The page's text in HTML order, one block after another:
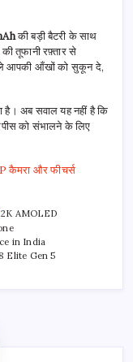
की बड़ी बैटरी के साथ
की तूफानी रफ़्तार से
आपकी आँखों को सुकून दे,
है। अब सवाल यह नहीं है कि
को संभालने के लिए
कैमरा और फीचर्स
2K AMOLED
in India
Elite Gen 5